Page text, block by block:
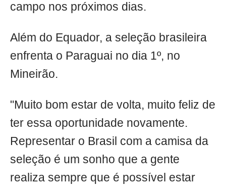
campo nos próximos dias.
Além do Equador, a seleção brasileira
enfrenta o Paraguai no dia 1º, no
Mineirão.
"Muito bom estar de volta, muito feliz de
ter essa oportunidade novamente.
Representar o Brasil com a camisa da
seleção é um sonho que a gente
realiza sempre que é possível estar